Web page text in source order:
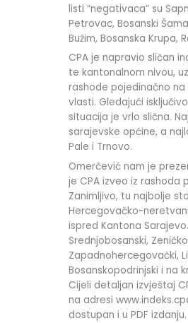
listi “negativaca” su
Petrovac, Bosanski
Bužim, Bosanska Krupa,
CPA je napravio sličan
te kantonalnom nivou,
rashode pojedinačno
vlasti. Gledajući
situacija je vrlo slična.
sarajevske općine, a
Pale i Trnovo.
Omerčević nam je
je CPA izveo iz rashoda
Zanimljivo, tu najbolje
Hercegovačko-
ispred Kantona
Srednjobosanski,
Zapadnohercegovački,
Bosanskopodrinjski i na
Cijeli detaljan izvještaj
na adresi
dostupan i u PDF izdanju.